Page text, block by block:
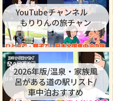
YouTubeチャンネル
もりりんの旅チャン
2026年版/温泉・家族風
呂がある道の駅リスト/
車中泊おすすめ